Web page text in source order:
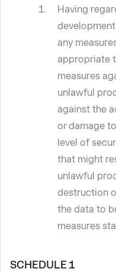
Having
any
appropriate
measures
unlawful
against the
or damage
level of
that might
unlawful
destruction
the data to
measures
SCHEDULE 1